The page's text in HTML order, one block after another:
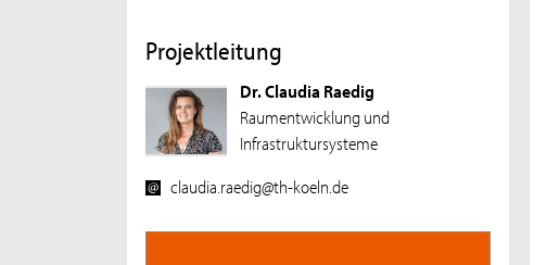
Projektleitung
Dr. Claudia Raedig
Raumentwicklung und
Infrastruktursysteme
claudia.raedig@th-koeln.de